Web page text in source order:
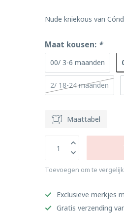
Nude kniekous van
Maat kousen: *
00/ 3-6 maanden
2/ 18-24 maanden
Maattabel
Toevoegen om te
Exclusieve merkjes
Gratis verzending